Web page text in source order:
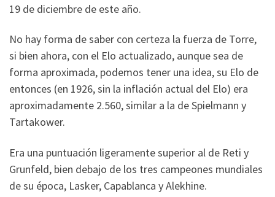
19 de diciembre de este año.
No hay forma de saber con certeza la fuerza de Torre,
si bien ahora, con el Elo actualizado, aunque sea de
forma aproximada, podemos tener una idea, su Elo de
entonces (en 1926, sin la inflación actual del Elo) era
aproximadamente 2.560, similar a la de Spielmann y
Tartakower.
Era una puntuación ligeramente superior al de Reti y
Grunfeld, bien debajo de los tres campeones mundiales
de su época, Lasker, Capablanca y Alekhine.